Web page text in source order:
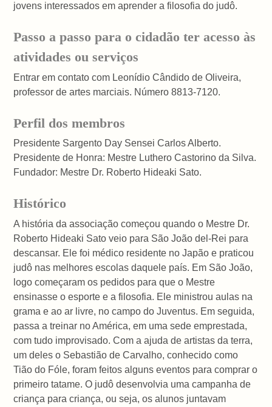
jovens interessados em aprender a filosofia do judô.
Passo a passo para o cidadão ter acesso às
atividades ou serviços
Entrar em contato com Leonídio Cândido de Oliveira,
professor de artes marciais. Número 8813-7120.
Perfil dos membros
Presidente Sargento Day Sensei Carlos Alberto.
Presidente de Honra: Mestre Luthero Castorino da Silva.
Fundador: Mestre Dr. Roberto Hideaki Sato.
Histórico
A história da associação começou quando o Mestre Dr.
Roberto Hideaki Sato veio para São João del-Rei para
descansar. Ele foi médico residente no Japão e praticou
judô nas melhores escolas daquele país. Em São João,
logo começaram os pedidos para que o Mestre
ensinasse o esporte e a filosofia. Ele ministrou aulas na
grama e ao ar livre, no campo do Juventus. Em seguida,
passa a treinar no América, em uma sede emprestada,
com tudo improvisado. Com a ajuda de artistas da terra,
um deles o Sebastião de Carvalho, conhecido como
Tião do Fóle, foram feitos alguns eventos para comprar o
primeiro tatame. O judô desenvolvia uma campanha de
criança para criança, ou seja, os alunos juntavam